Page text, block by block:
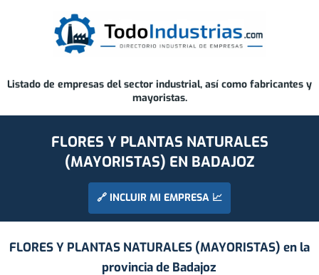
Listado de empresas del sector industrial, así como fabricantes y
mayoristas.
FLORES Y PLANTAS NATURALES
(MAYORISTAS) EN BADAJOZ
🔗 INCLUIR MI EMPRESA 📈
FLORES Y PLANTAS NATURALES (MAYORISTAS) en la
provincia de Badajoz